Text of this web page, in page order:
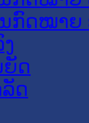
ກົດໝາຍ
ດ
ດ